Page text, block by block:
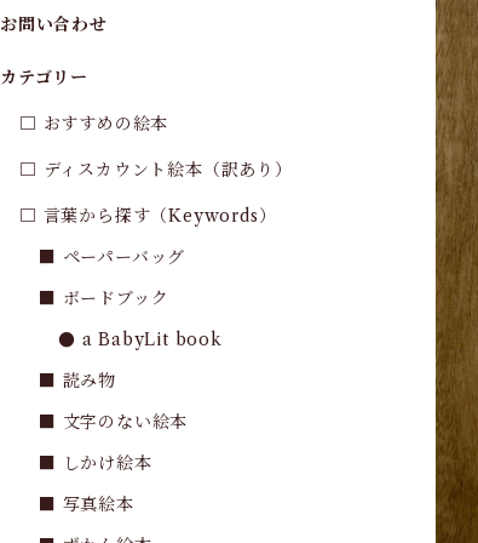
お問い合わせ
カテゴリー
□ おすすめの絵本
□ ディスカウント絵本（訳あり）
□ 言葉から探す（Keywords）
■ ペーパーバッグ
■ ボードブック
● a BabyLit book
■ 読み物
■ 文字のない絵本
■ しかけ絵本
■ 写真絵本